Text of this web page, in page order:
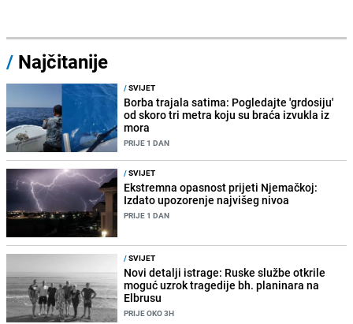
/ Najčitanije
/SVIJET
Borba trajala satima: Pogledajte 'grdosiju'
od skoro tri metra koju su braća izvukla iz
mora
PRIJE 1 DAN
/SVIJET
Ekstremna opasnost prijeti Njemačkoj:
Izdato upozorenje najvišeg nivoa
PRIJE 1 DAN
/SVIJET
Novi detalji istrage: Ruske službe otkrile
moguć uzrok tragedije bh. planinara na
Elbrusu
PRIJE OKO 3H